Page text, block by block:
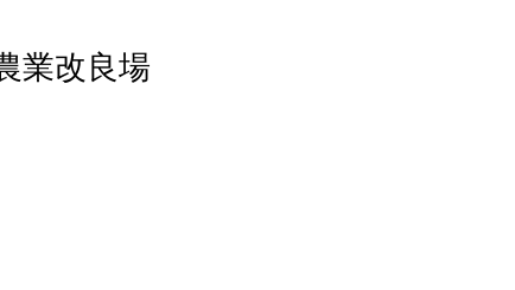
業改良場